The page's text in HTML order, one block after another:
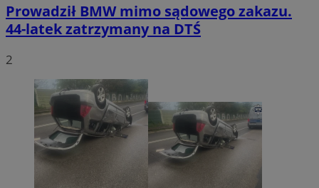
Prowadził BMW mimo sądowego zakazu.
44-latek zatrzymany na DTŚ
2